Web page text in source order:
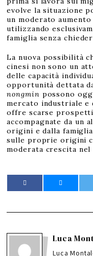
evolve la situazione
un moderato
utilizzando
famiglia senza
La nuova possibilità
cinesi non sono un
delle capacità
opportunità dettata
nongmin possono
mercato industriale e
offre scarse
accompagnate da un
origini e dalla
sulle proprie origini
moderata crescita nel
Luca
Luca